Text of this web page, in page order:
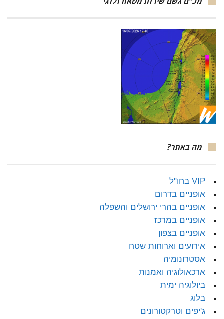
מכ"ם גשם שירות מטאורולוגי
מה באתר?
VIP בחו"ל
אופניים בדרום
אופניים בהרי ירושלים והשפלה
אופניים במרכז
אופניים בצפון
אירועים וארוחות שטח
אסטרונומיה
ארכאולוגיה ואמנות
ביולוגיה ימית
בלוג
ג'יפים וטרקטורונים